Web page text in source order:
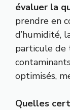
évaluer la
prendre en
d’humidité,
particule de
optimisés,
Quelles